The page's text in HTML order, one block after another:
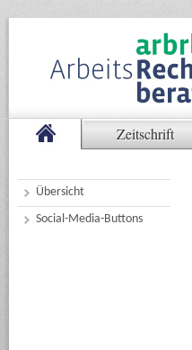
Zeitschrift
Übersicht
Social-Media-Buttons